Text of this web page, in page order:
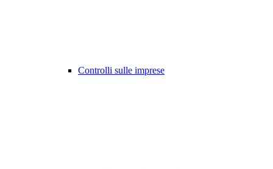
Controlli sulle imprese